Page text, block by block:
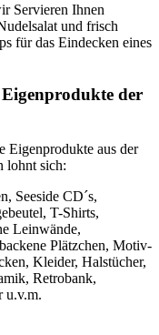
Servieren Ihnen
und frisch
für das Eindecken eines
der
Eigenprodukte aus der
lohnt sich:
Seeside CD´s,
T-Shirts,
Leinwände,
Plätzchen, Motiv-
Kleider, Halstücher,
Retrobank,
u.v.m.